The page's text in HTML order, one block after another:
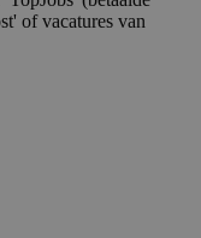
of vacatures van